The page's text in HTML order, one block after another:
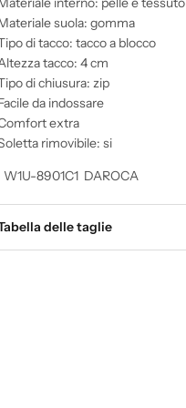
suola: gomma
di tacco: tacco a blocco
tacco: 4 cm
di chiusura: zip
da indossare
extra
rimovibile: si
8901C1 DAROCA
delle taglie